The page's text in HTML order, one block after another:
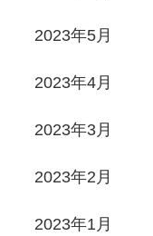
2023年5月
2023年4月
2023年3月
2023年2月
2023年1月